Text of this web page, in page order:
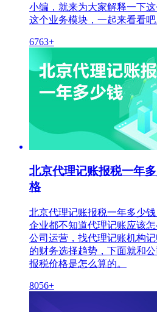
小编，就来为大家解释一下
这个业务模块，一起来看看吧
6763+
北京代理记账报税一年
格
北京代理记账报税一年多少
企业都不知道代理记账应该
公司运营，找代理记账机构
的财务选择趋势，下面就和
报税价格是怎么算的。
8056+